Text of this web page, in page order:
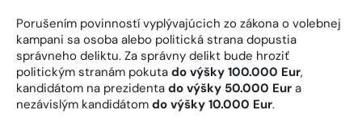
Porušením povinností vyplývajúcich zo zákona o volebnej
kampani sa osoba alebo politická strana dopustia
správneho deliktu. Za správny delikt bude hroziť
politickým stranám pokuta do výšky 100.000 Eur,
kandidátom na prezidenta do výšky 50.000 Eur a
nezávislým kandidátom do výšky 10.000 Eur.